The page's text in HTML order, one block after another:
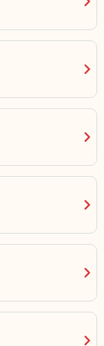
chevron_right
chevron_right
chevron_right
chevron_right
chevron_right